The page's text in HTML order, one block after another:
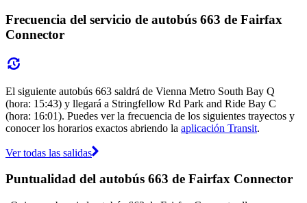
Frecuencia del servicio de autobús 663 de Fairfax
Connector
El siguiente autobús 663 saldrá de Vienna Metro South Bay Q
(hora: 15:43) y llegará a Stringfellow Rd Park and Ride Bay C
(hora: 16:01). Puedes ver la frecuencia de los siguientes trayectos y
conocer los horarios exactos abriendo la aplicación Transit.
Ver todas las salidas
Puntualidad del autobús 663 de Fairfax Connector